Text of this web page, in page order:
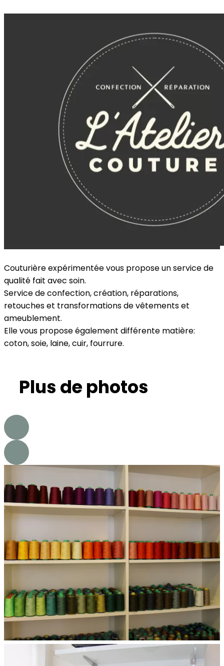
Couturière expérimentée vous propose un service de
qualité fait avec soin.
Service de confection, création, réparations,
retouches et transformations de vêtements et
ameublement.
Elle vous propose également différente matière:
coton, soie, laine, cuir, fourrure.
Plus de photos